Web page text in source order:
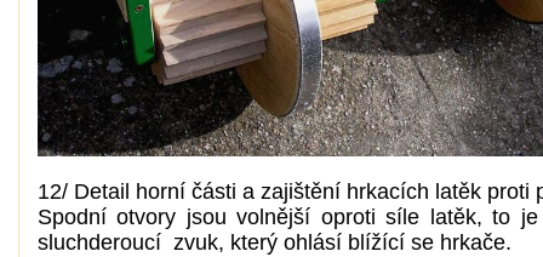
12/ Detail horní části a zajištění hrkacích latěk proti
Spodní otvory jsou volnější oproti síle latěk, to
sluchderoucí zvuk, který ohlásí blížící se hrkače.